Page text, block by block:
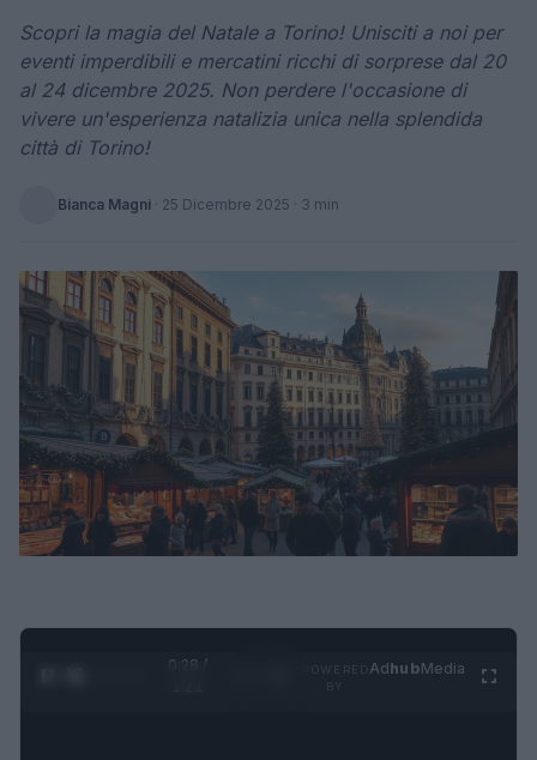
Scopri la magia del Natale a Torino! Unisciti a noi per
eventi imperdibili e mercatini ricchi di sorprese dal 20
al 24 dicembre 2025. Non perdere l'occasione di
vivere un'esperienza natalizia unica nella splendida
città di Torino!
Bianca Magni · 25 Dicembre 2025 · 3 min
0:29 /
AdhubMedia